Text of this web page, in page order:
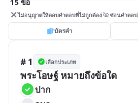
15 ข้อ
ไม่อนุญาตให้ตอบคำตอบที่ไม่ถูกต้อง ซ่อนคำตอบ
บัตรคำ
# 1 เลือกประเภท
พระโอษฐ์ หมายถึงข้อใด
ปาก